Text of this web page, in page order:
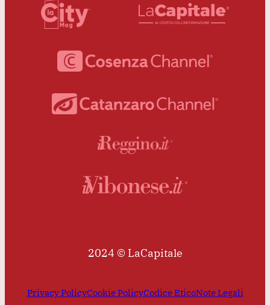
2024 © LaCapitale
Privacy PolicyCookie PolicyCodice EticoNote Legali